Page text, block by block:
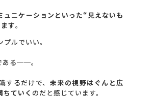
ュニケーションといった“見えないも
す。
ルでいい。
ある──。
するだけで、 未来の視野はぐんと広
ちていく のだと感じています。